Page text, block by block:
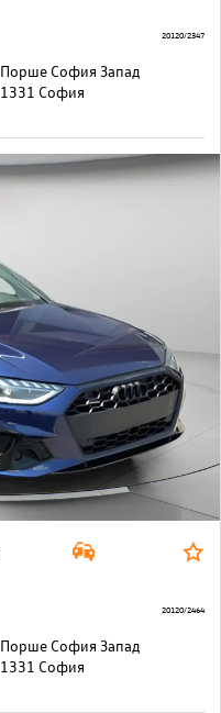
Порше София Запад
1331 София
20120/2347
Порше София Запад
1331 София
20120/2464